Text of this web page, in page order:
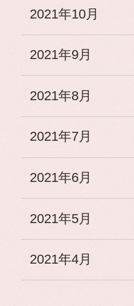
2021年10月
2021年9月
2021年8月
2021年7月
2021年6月
2021年5月
2021年4月